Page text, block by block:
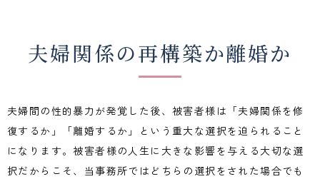
夫婦関係の再構築か離婚か
夫婦間の性的暴力が発覚した後、被害者様は「夫婦関係を修
復するか」「離婚するか」という重大な選択を迫られること
になります。被害者様の人生に大きな影響を与える大切な選
択だからこそ、当事務所ではどちらの選択をされた場合でも